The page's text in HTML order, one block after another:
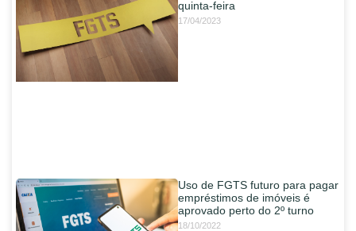
quinta-feira
17/04/2023
Uso de FGTS futuro para pagar
empréstimos de imóveis é
aprovado perto do 2º turno
18/10/2022